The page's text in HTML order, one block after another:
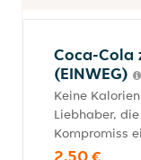
Coca-Cola
(EINWEG)
Keine
Liebhaber,
Kompromiss